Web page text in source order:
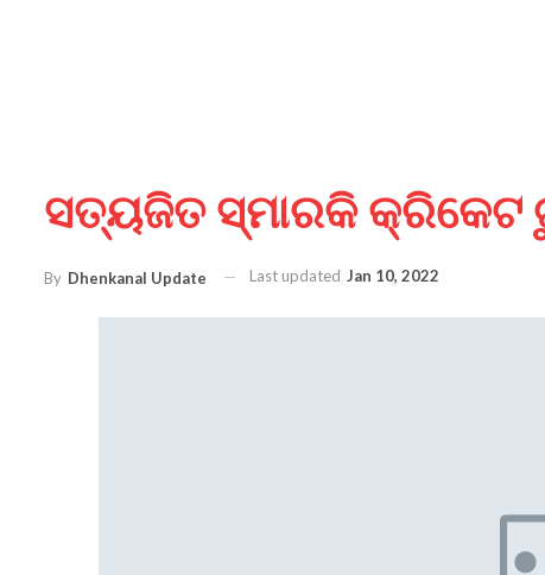
ସତ୍ୟଜିତ ସ୍ମାରକି କ୍ରିକେଟ
By Dhenkanal Update Last updated Jan 10, 2022